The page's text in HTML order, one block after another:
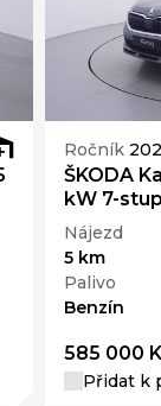
Ročník
ŠKODA
kW 7-
Nájezd
5 km
Palivo
Benzín
585 000
Přidat k